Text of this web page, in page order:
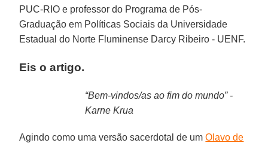
PUC-RIO e professor do Programa de Pós-
Graduação em Políticas Sociais da Universidade
Estadual do Norte Fluminense Darcy Ribeiro - UENF.
Eis o artigo.
“Bem-vindos/as ao fim do mundo” -
Karne Krua
Agindo como uma versão sacerdotal de umOlavo de